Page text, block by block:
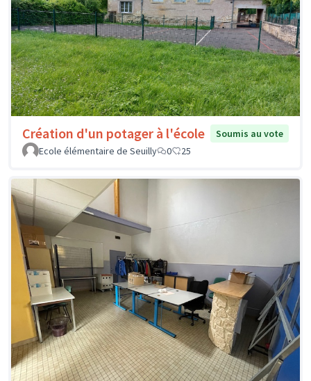
Création d'un potager à l'école
Soumis au vote
Ecole élémentaire de Seuilly
0 25